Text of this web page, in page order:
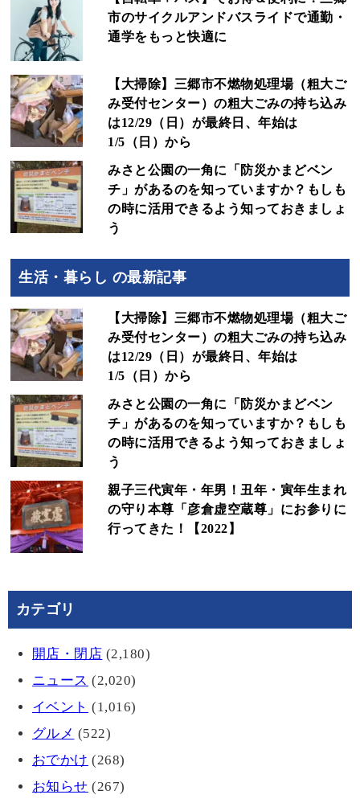
市のサイクルアンドバスライドで通勤・
通学をもっと快適に
【大掃除】三郷市不燃物処理場（粗大ご
み受付センター）の粗大ごみの持ち込み
は12/29（日）が最終日、年始は
1/5（日）から
みさと公園の一角に「防災かまどベン
チ」があるのを知っていますか？もしも
の時に活用できるよう知っておきましょ
う
生活・暮らし の最新記事
【大掃除】三郷市不燃物処理場（粗大ご
み受付センター）の粗大ごみの持ち込み
は12/29（日）が最終日、年始は
1/5（日）から
みさと公園の一角に「防災かまどベン
チ」があるのを知っていますか？もしも
の時に活用できるよう知っておきましょ
う
親子三代寅年・年男！丑年・寅年生まれ
の守り本尊「彦倉虚空蔵尊」にお参りに
行ってきた！【2022】
カテゴリ
開店・閉店 (2,180)
ニュース (2,020)
イベント (1,016)
グルメ (522)
おでかけ (268)
お知らせ (267)